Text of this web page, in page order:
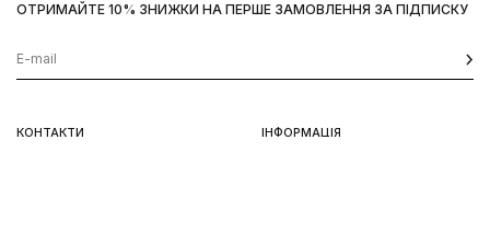
КОНТАКТИ ІНФОРМАЦІЯ
ОТРИМАЙТЕ 10% ЗНИЖКИ НА ПЕРШЕ ЗАМОВЛЕННЯ ЗА ПІДПИСКУ